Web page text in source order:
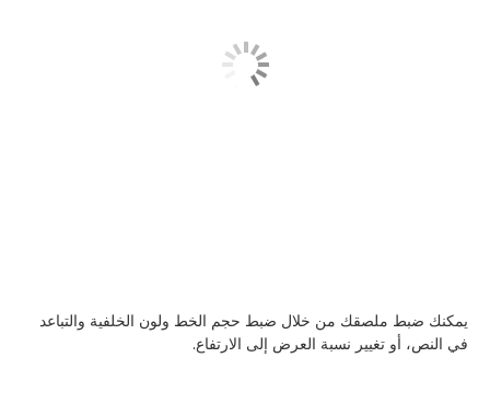
يمكنك ضبط ملصقك من خلال ضبط حجم الخط ولون الخلفية والتباعد
في النص، أو تغيير نسبة العرض إلى الارتفاع.